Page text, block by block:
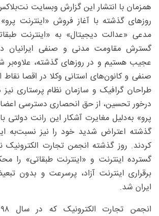
همزمان با انتشار این گزارش وبسایت
روزهای گذشته با آغاز فروش «اینترنت
مدعی «عدالت دیجیتال» به «اینترنت
گسترش مقاومت مدنی و صنفی ایرانیان
عجیب هستیم و در روزهای گذشته، علاوه‌بر
صنفی و کانون‌های استانی وکلا در اقصا
طراحان گرافیک و سازمان نظام پرستاری
درخور تحسین، از حق انحصاری دسترسی
پرو» به‌دلیل مغایرت آشکار این رانت دولتی
گذشته اعتراض شدید خود را نیز نسبت‌به
کردند. روز گذشته انجمن تجارت الکترونیک
گسترده اینترنت و «اینترنت طبقاتی» را
برقراری اینترنت آزاد، پرسرعت و بدون
ایران شد.